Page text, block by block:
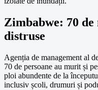
Zimbabwe: 70
distruse
Agenția de management al
70 de persoane au murit și
ploi abundente de la
inclusiv școli, drumuri și